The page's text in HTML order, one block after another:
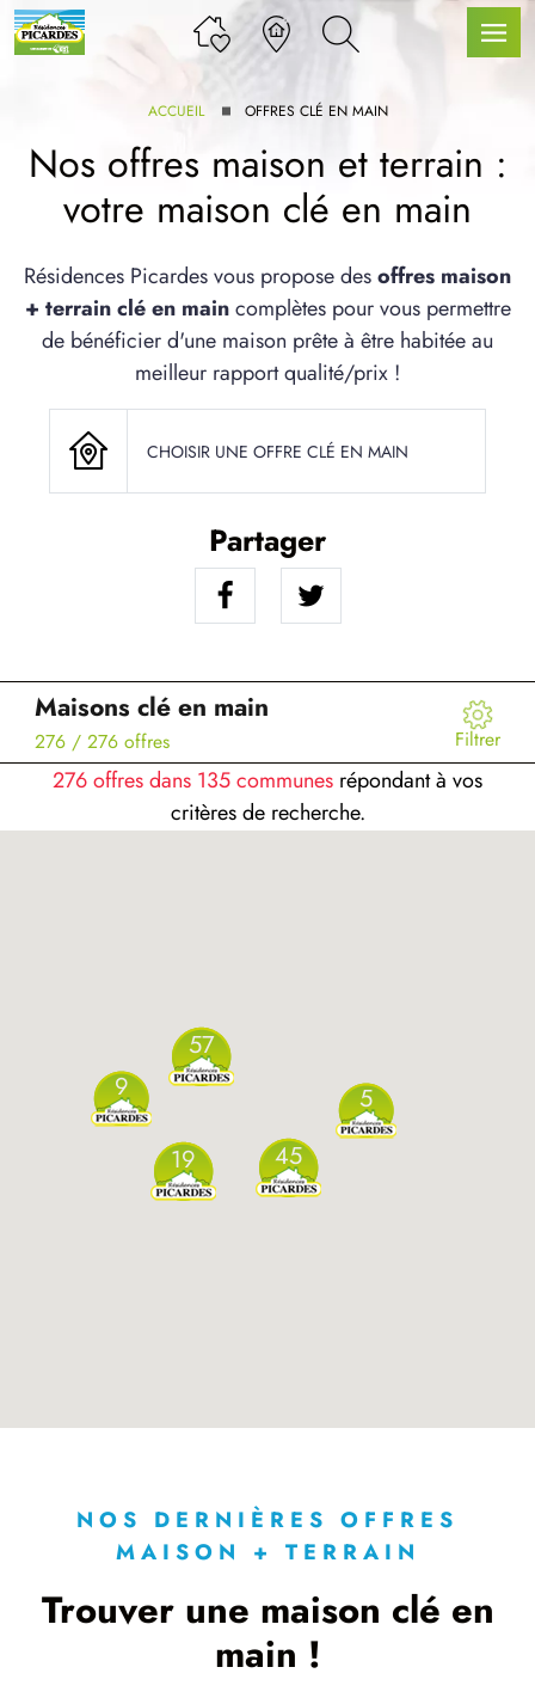
GAMME
SERVICE BDL EXTENSION
ARTICLES
ACCUEIL OFFRES CLÉ EN MAIN
Nos offres maison et terrain :
votre maison clé en main
Résidences Picardes vous propose desoffres maison
+ terrain clé en maincomplètes pour vous permettre
de bénéficier d'une maison prête à être habitée au
meilleur rapport qualité/prix !
CHOISIR UNE OFFRE CLÉ EN MAIN
Partager
Maisons clé en main
276 / 276 offres Filtrer
276 offres dans 135 communes répondant à vos
critères de recherche.
45
19
9
57
5
NOS DERNIÈRES OFFRES
MAISON + TERRAIN
Trouver une maison clé en
main !